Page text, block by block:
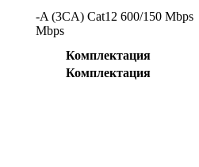
-A (3CA) Cat12 600/150 Mbps
Mbps
Комплектация
Комплектация